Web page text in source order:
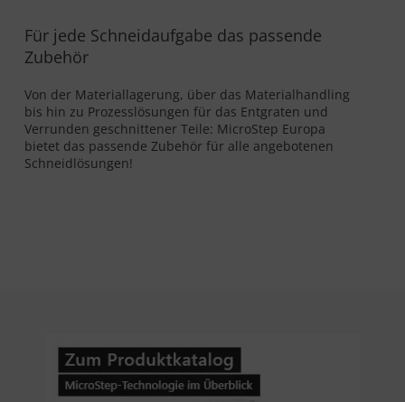
Für jede Schneidaufgabe das passende
Zubehör
Von der Materiallagerung, über das Materialhandling
bis hin zu Prozesslösungen für das Entgraten und
Verrunden geschnittener Teile: MicroStep Europa
bietet das passende Zubehör für alle angebotenen
Schneidlösungen!